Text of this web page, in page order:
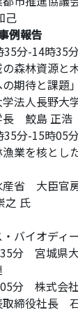
己
例報告
分-14時35
森林資源と
期待と課題」
法人長野大
長 鮫島 正
分-15時05
業を核とし
省 大臣官
之 氏
バイオディ
分 宮城県
分 株式会
締役社長